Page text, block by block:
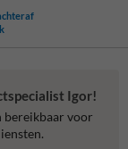
Igor!
bereikbaar voor